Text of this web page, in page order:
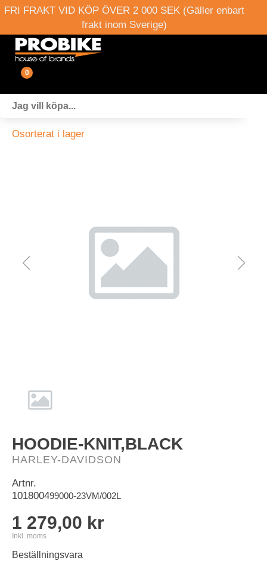
FRI FRAKT VID KÖP ÖVER 2 000 SEK (Gäller enbart
frakt inom Sverige)
0
Om oss
Osorterat i lager
HOODIE-KNIT,BLACK
HARLEY-DAVIDSON
Artnr.
101800499000-23VM/002L
1 279,00 kr
Inkl. moms
Beställningsvara